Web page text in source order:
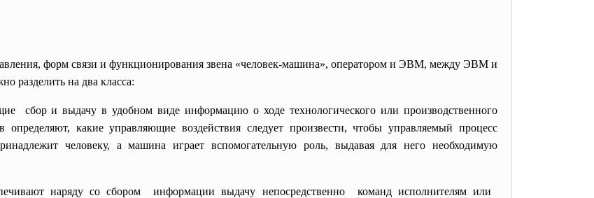
форм связи и функционирования звена «человек-машина», оператором и ЭВМ, между ЭВМ и
разделить на два класса:
сбор и выдачу в удобном виде информацию о ходе технологического или производственного
определяют, какие управляющие воздействия следует произвести, чтобы управляемый процесс
человеку, а машина играет вспомогательную роль, выдавая для него необходимую
наряду со сбором информации выдачу непосредственно команд исполнителям или